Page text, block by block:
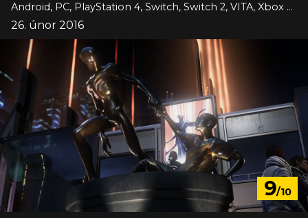
Android, PC, PlayStation 4, Switch, Switch 2, VITA, Xbox One, iOS
26. únor 2016
9/10